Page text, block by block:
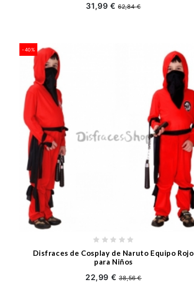
31,99 €62,84 €
-40%
Disfraces de Cosplay de Naruto Equipo Rojo
para Niños
22,99 €38,56 €